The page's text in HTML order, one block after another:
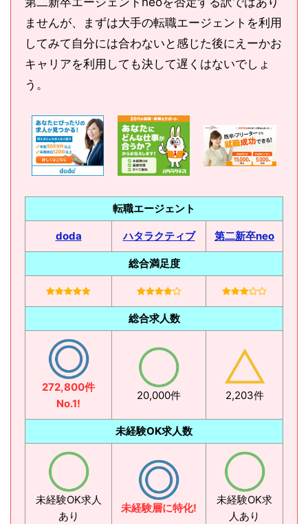
ませんが、まずは大手の転職エージェントを利用
してみて自分には合わないと感じた後にえーかお
キャリアを利用しても決して遅くはないでしょ
う。
転職エージェント
doda ハタラクティブ 第二新卒neo
総合満足度
総合求人数
272,800件
No.1!
20,000件 2,203件
未経験OK求人数
未経験OK求人
あり
未経験層に特化!
未経験OK求
人あり